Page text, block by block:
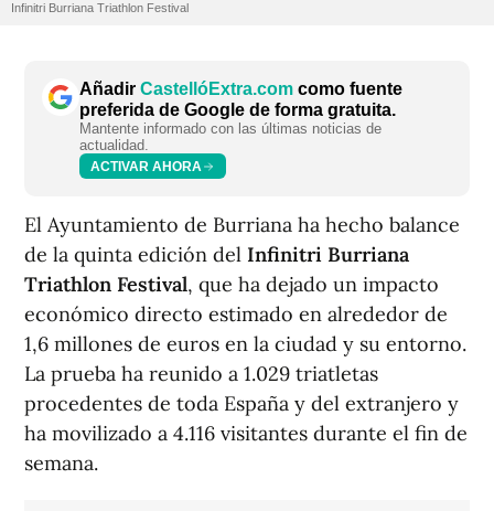
Infinitri Burriana Triathlon Festival
Añadir CastellóExtra.com como fuente
preferida de Google de forma gratuita.
Mantente informado con las últimas noticias de
actualidad.
ACTIVAR AHORA
El Ayuntamiento de Burriana ha hecho balance
de la quinta edición del Infinitri Burriana
Triathlon Festival, que ha dejado un impacto
económico directo estimado en alrededor de
1,6 millones de euros en la ciudad y su entorno.
La prueba ha reunido a 1.029 triatletas
procedentes de toda España y del extranjero y
ha movilizado a 4.116 visitantes durante el fin de
semana.